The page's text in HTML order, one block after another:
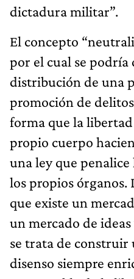
dictadura militar”.
El concepto
por el cual se podría
distribución de una
promoción de
forma que la
propio cuerpo
una ley que
los propios órganos.
que existe un
un mercado de
se trata de construir
disenso siempre